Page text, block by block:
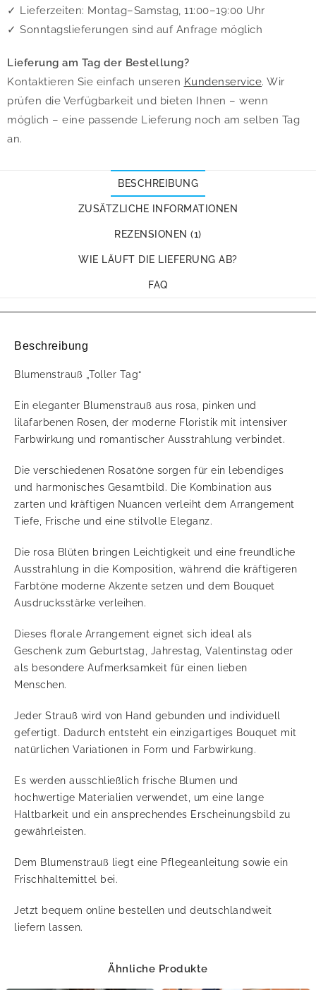
✓ Lieferzeiten: Montag–Samstag, 11:00–19:00 Uhr
✓ Sonntagslieferungen sind auf Anfrage möglich
Lieferung am Tag der Bestellung?
Kontaktieren Sie einfach unseren Kundenservice. Wir
prüfen die Verfügbarkeit und bieten Ihnen – wenn
möglich – eine passende Lieferung noch am selben Tag
an.
BESCHREIBUNG
ZUSÄTZLICHE INFORMATIONEN
REZENSIONEN (1)
WIE LÄUFT DIE LIEFERUNG AB?
FAQ
Beschreibung
Blumenstrauß „Toller Tag“
Ein eleganter Blumenstrauß aus rosa, pinken und
lilafarbenen Rosen, der moderne Floristik mit intensiver
Farbwirkung und romantischer Ausstrahlung verbindet.
Die verschiedenen Rosatöne sorgen für ein lebendiges
und harmonisches Gesamtbild. Die Kombination aus
zarten und kräftigen Nuancen verleiht dem Arrangement
Tiefe, Frische und eine stilvolle Eleganz.
Die rosa Blüten bringen Leichtigkeit und eine freundliche
Ausstrahlung in die Komposition, während die kräftigeren
Farbtöne moderne Akzente setzen und dem Bouquet
Ausdrucksstärke verleihen.
Dieses florale Arrangement eignet sich ideal als
Geschenk zum Geburtstag, Jahrestag, Valentinstag oder
als besondere Aufmerksamkeit für einen lieben
Menschen.
Jeder Strauß wird von Hand gebunden und individuell
gefertigt. Dadurch entsteht ein einzigartiges Bouquet mit
natürlichen Variationen in Form und Farbwirkung.
Es werden ausschließlich frische Blumen und
hochwertige Materialien verwendet, um eine lange
Haltbarkeit und ein ansprechendes Erscheinungsbild zu
gewährleisten.
Dem Blumenstrauß liegt eine Pflegeanleitung sowie ein
Frischhaltemittel bei.
Jetzt bequem online bestellen und deutschlandweit
liefern lassen.
Ähnliche Produkte